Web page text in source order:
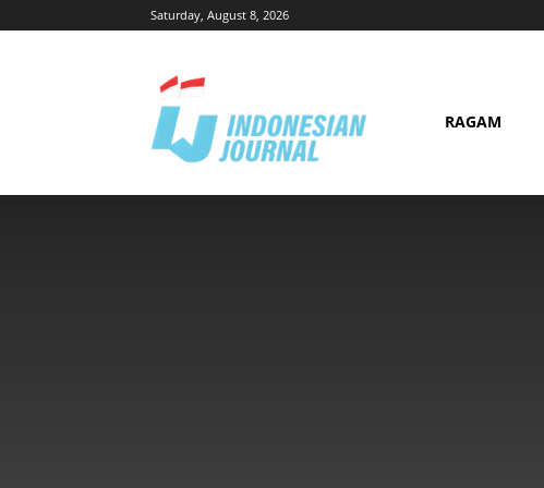
Saturday, August 8, 2026
RAGAM